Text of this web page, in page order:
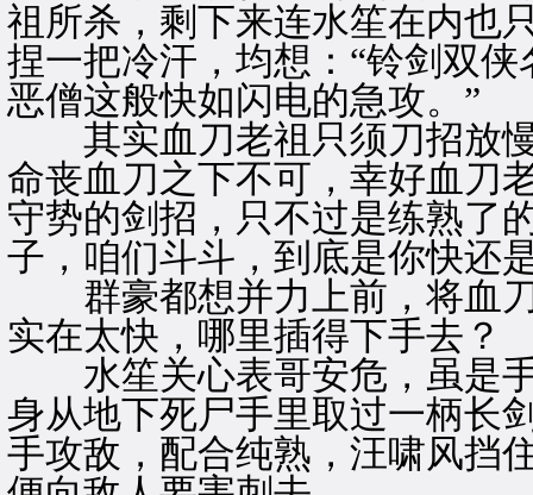
祖所杀，剩下来连水笙在内也
捏一把冷汗，均想：“铃剑双
恶僧这般快如闪电的急攻。”
其实血刀老祖只须刀招放慢
命丧血刀之下不可，幸好血刀
守势的剑招，只不过是练熟了
子，咱们斗斗，到底是你快还
群豪都想并力上前，将血刀
实在太快，哪里插得下手去？
水笙关心表哥安危，虽是手
身从地下死尸手里取过一柄长
手攻敌，配合纯熟，汪啸风挡